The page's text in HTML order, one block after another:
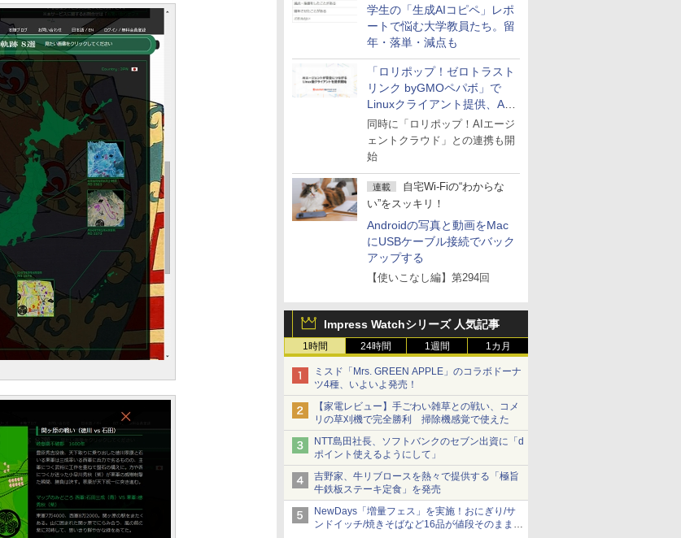
学生の「生成AIコピペ」レポ
ートで悩む大学教員たち。留
年・落単・減点も
「ロリポップ！ゼロトラスト
リンク byGMOペパボ」で
Linuxクライアント提供、AI
エージェントの接続が容易に
同時に「ロリポップ！AIエージ
ェントクラウド」との連携も開
始
連載
自宅Wi-Fiの“わからな
い”をスッキリ！
Androidの写真と動画をMac
にUSBケーブル接続でバック
アップする
【使いこなし編】第294回
Impress Watchシリーズ 人気記事
1時間 24時間 1週間 1カ月
ミスド「Mrs. GREEN APPLE」のコラボドーナ
ツ4種、いよいよ発売！
【家電レビュー】手ごわい雑草との戦い、コメ
リの草刈機で完全勝利 掃除機感覚で使えた
NTT島田社長、ソフトバンクのセブン出資に「d
ポイント使えるようにして」
吉野家、牛リブロースを熱々で提供する「極旨
牛鉄板ステーキ定食」を発売
NewDays「増量フェス」を実施！おにぎり/サ
ンドイッチ/焼きそばなど16品が値段そのままで